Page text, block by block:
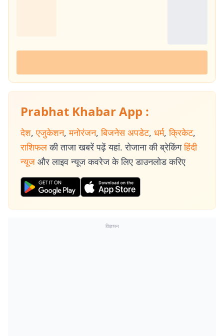
Prabhat Khabar App :
देश, एजुकेशन, मनोरंजन, बिजनेस अपडेट, धर्म, क्रिकेट,
राशिफल की ताजा खबरें पढ़ें यहां. रोजाना की ब्रेकिंग हिंदी
न्यूज और लाइव न्यूज कवरेज के लिए डाउनलोड करिए
विज्ञापन